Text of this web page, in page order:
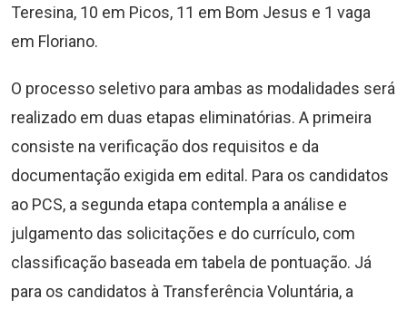
Teresina, 10 em Picos, 11 em Bom Jesus e 1 vaga
em Floriano.
O processo seletivo para ambas as modalidades será
realizado em duas etapas eliminatórias. A primeira
consiste na verificação dos requisitos e da
documentação exigida em edital. Para os candidatos
ao PCS, a segunda etapa contempla a análise e
julgamento das solicitações e do currículo, com
classificação baseada em tabela de pontuação. Já
para os candidatos à Transferência Voluntária, a